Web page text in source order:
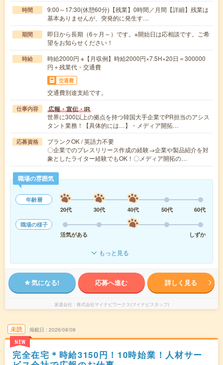
時間
9:00～17:30(休憩60分)【残業】0時間／月間【詳細】残業は
基本ありませんが、突発的に発生す…
期間
即日から長期（6ヶ月～）です。※開始日は応相談です。ご希
望をお知らせください！
時給
時給2000円 ※【月収例】時給2000円×7.5H×20日＝300000
円＋残業代・交通費
交通費
交通費別途支給です。
仕事内容 広報・宣伝・IR
世界に300以上の拠点を持つ韓国大手企業でPR担当のアシス
タント業務！【具体的には…】・メディア開拓…
応募資格
ブランクOK / 英語力不要
〇企業でのプレスリリース作成の経験→企業や製品紹介を対
象としたライター経験でもOK！〇メディア開拓の…
職場の雰囲気
年齢層
20代
30代 40代 50代
60代
職場の様子
活気がある
しずか
もっと見る
気になる! 応募へ進む 詳しく見る
派遣会社 株式会社マイナビワークス(マイナビスタッフ)
未読
NEW
掲載日 2026/08/08
完全在宅＊時給3150円！10時始業！人材サー